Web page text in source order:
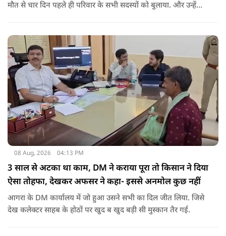
मौत से चार दिन पहले ही परिवार के सभी सदस्यों को बुलाया. और उन्हें
08 Aug, 2026 04:13 PM
3 साल से अटका था काम, DM ने कराया पूरा तो किसान ने दिया
ऐसा तोहफा, देखकर अफसर ने कहा- इससे अनमोल कुछ नहीं
आगरा के DM कार्यालय में जो हुआ उसने सभी का दिल जीत लिया. जिसे
देख कलेक्टर साहब के होठों पर खुद ब खुद बड़ी सी मुस्कान तैर गई.